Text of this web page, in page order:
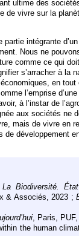
ultime des
de vivre sur la
partie intégrante
Nous ne
comme ce qui
s’arracher à la
en tout
l’emprise
à l’instar de
aux sociétés ne
mais de vivre en
développement
La Biodiversité.
& Associés, 2023 ;
, Paris,
the human